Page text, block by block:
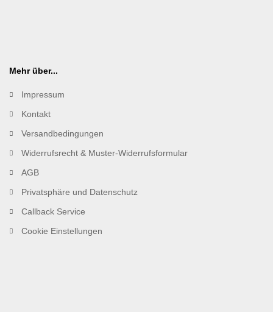
Mehr über...
Impressum
Kontakt
Versandbedingungen
Widerrufsrecht & Muster-Widerrufsformular
AGB
Privatsphäre und Datenschutz
Callback Service
Cookie Einstellungen